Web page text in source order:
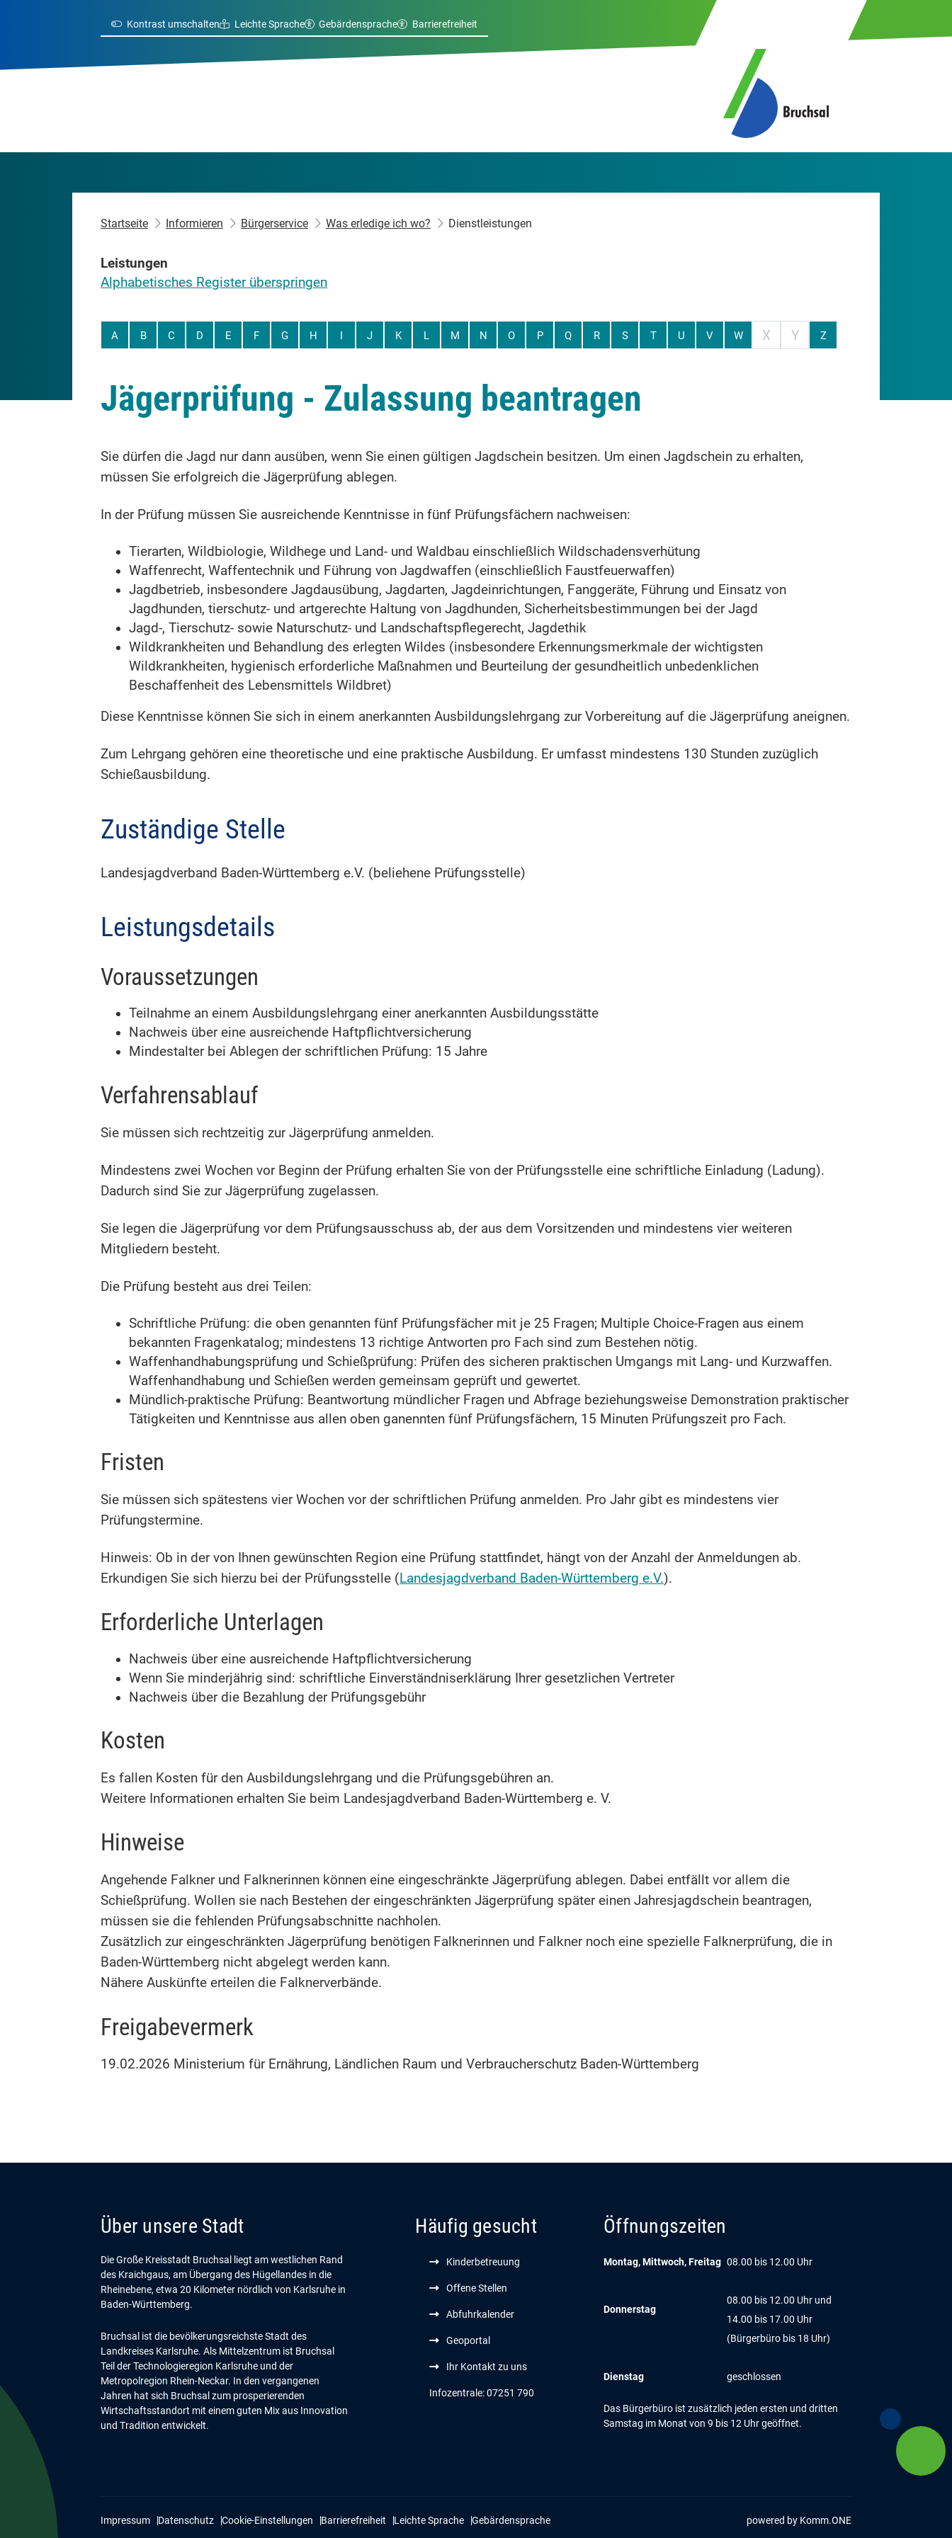
Kontrast umschalten Leichte Sprache Gebärdensprache Barrierefreiheit
Startseite Informieren Bürgerservice Was erledige ich wo? Dienstleistungen
Leistungen
Alphabetisches Register überspringen
A B C D E F G H I J K L M N O P Q R S T U V W X Y Z
Jägerprüfung - Zulassung beantragen
Sie dürfen die Jagd nur dann ausüben, wenn Sie einen gültigen Jagdschein besitzen. Um einen Jagdschein zu erhalten,
müssen Sie erfolgreich die Jägerprüfung ablegen.
In der Prüfung müssen Sie ausreichende Kenntnisse in fünf Prüfungsfächern nachweisen:
Tierarten, Wildbiologie, Wildhege und Land- und Waldbau einschließlich Wildschadensverhütung
Waffenrecht, Waffentechnik und Führung von Jagdwaffen (einschließlich Faustfeuerwaffen)
Jagdbetrieb, insbesondere Jagdausübung, Jagdarten, Jagdeinrichtungen, Fanggeräte, Führung und Einsatz von
Jagdhunden, tierschutz- und artgerechte Haltung von Jagdhunden, Sicherheitsbestimmungen bei der Jagd
Jagd-, Tierschutz- sowie Naturschutz- und Landschaftspflegerecht, Jagdethik
Wildkrankheiten und Behandlung des erlegten Wildes (insbesondere Erkennungsmerkmale der wichtigsten
Wildkrankheiten, hygienisch erforderliche Maßnahmen und Beurteilung der gesundheitlich unbedenklichen
Beschaffenheit des Lebensmittels Wildbret)
Diese Kenntnisse können Sie sich in einem anerkannten Ausbildungslehrgang zur Vorbereitung auf die Jägerprüfung aneignen.
Zum Lehrgang gehören eine theoretische und eine praktische Ausbildung. Er umfasst mindestens 130 Stunden zuzüglich
Schießausbildung.
Zuständige Stelle
Landesjagdverband Baden-Württemberg e.V. (beliehene Prüfungsstelle)
Leistungsdetails
Voraussetzungen
Teilnahme an einem Ausbildungslehrgang einer anerkannten Ausbildungsstätte
Nachweis über eine ausreichende Haftpflichtversicherung
Mindestalter bei Ablegen der schriftlichen Prüfung: 15 Jahre
Verfahrensablauf
Sie müssen sich rechtzeitig zur Jägerprüfung anmelden.
Mindestens zwei Wochen vor Beginn der Prüfung erhalten Sie von der Prüfungsstelle eine schriftliche Einladung (Ladung).
Dadurch sind Sie zur Jägerprüfung zugelassen.
Sie legen die Jägerprüfung vor dem Prüfungsausschuss ab, der aus dem Vorsitzenden und mindestens vier weiteren
Mitgliedern besteht.
Die Prüfung besteht aus drei Teilen:
Schriftliche Prüfung: die oben genannten fünf Prüfungsfächer mit je 25 Fragen; Multiple Choice-Fragen aus einem
bekannten Fragenkatalog; mindestens 13 richtige Antworten pro Fach sind zum Bestehen nötig.
Waffenhandhabungsprüfung und Schießprüfung: Prüfen des sicheren praktischen Umgangs mit Lang- und Kurzwaffen.
Waffenhandhabung und Schießen werden gemeinsam geprüft und gewertet.
Mündlich-praktische Prüfung: Beantwortung mündlicher Fragen und Abfrage beziehungsweise Demonstration praktischer
Tätigkeiten und Kenntnisse aus allen oben ganennten fünf Prüfungsfächern, 15 Minuten Prüfungszeit pro Fach.
Fristen
Sie müssen sich spätestens vier Wochen vor der schriftlichen Prüfung anmelden. Pro Jahr gibt es mindestens vier
Prüfungstermine.
Hinweis: Ob in der von Ihnen gewünschten Region eine Prüfung stattfindet, hängt von der Anzahl der Anmeldungen ab.
Erkundigen Sie sich hierzu bei der Prüfungsstelle (Landesjagdverband Baden-Württemberg e.V.).
Erforderliche Unterlagen
Nachweis über eine ausreichende Haftpflichtversicherung
Wenn Sie minderjährig sind: schriftliche Einverständniserklärung Ihrer gesetzlichen Vertreter
Nachweis über die Bezahlung der Prüfungsgebühr
Kosten
Es fallen Kosten für den Ausbildungslehrgang und die Prüfungsgebühren an.
Weitere Informationen erhalten Sie beim Landesjagdverband Baden-Württemberg e. V.
Hinweise
Angehende Falkner und Falknerinnen können eine eingeschränkte Jägerprüfung ablegen. Dabei entfällt vor allem die
Schießprüfung. Wollen sie nach Bestehen der eingeschränkten Jägerprüfung später einen Jahresjagdschein beantragen,
müssen sie die fehlenden Prüfungsabschnitte nachholen.
Zusätzlich zur eingeschränkten Jägerprüfung benötigen Falknerinnen und Falkner noch eine spezielle Falknerprüfung, die in
Baden-Württemberg nicht abgelegt werden kann.
Nähere Auskünfte erteilen die Falknerverbände.
Freigabevermerk
19.02.2026 Ministerium für Ernährung, Ländlichen Raum und Verbraucherschutz Baden-Württemberg
Über unsere Stadt
Die Große Kreisstadt Bruchsal liegt am westlichen Rand
des Kraichgaus, am Übergang des Hügellandes in die
Rheinebene, etwa 20 Kilometer nördlich von Karlsruhe in
Baden-Württemberg.
Bruchsal ist die bevölkerungsreichste Stadt des
Landkreises Karlsruhe. Als Mittelzentrum ist Bruchsal
Teil der Technologieregion Karlsruhe und der
Metropolregion Rhein-Neckar. In den vergangenen
Jahren hat sich Bruchsal zum prosperierenden
Wirtschaftsstandort mit einem guten Mix aus Innovation
und Tradition entwickelt.
Häufig gesucht
Kinderbetreuung
Offene Stellen
Abfuhrkalender
Geoportal
Ihr Kontakt zu uns
Infozentrale: 07251 790
Öffnungszeiten
Montag, Mittwoch, Freitag 08.00 bis 12.00 Uhr
Donnerstag
08.00 bis 12.00 Uhr und
14.00 bis 17.00 Uhr
(Bürgerbüro bis 18 Uhr)
Dienstag geschlossen
Das Bürgerbüro ist zusätzlich jeden ersten und dritten
Samstag im Monat von 9 bis 12 Uhr geöffnet.
Impressum Datenschutz Cookie-Einstellungen Barrierefreiheit Leichte Sprache Gebärdensprache powered by Komm.ONE